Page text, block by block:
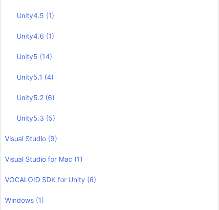
Unity4.5 (1)
Unity4.6 (1)
Unity5 (14)
Unity5.1 (4)
Unity5.2 (6)
Unity5.3 (5)
Visual Studio (9)
Visual Studio for Mac (1)
VOCALOID SDK for Unity (6)
Windows (1)